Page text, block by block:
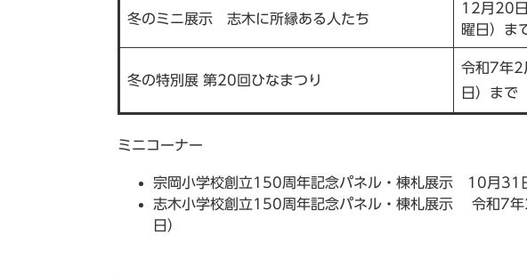
冬のミニ展示 志木に所縁ある人たち
12月20
曜日）ま
冬の特別展 第20回ひなまつり
令和7年2
日）まで
ミニコーナー
宗岡小学校創立150周年記念パネル・棟札展示 10月31
志木小学校創立150周年記念パネル・棟札展示 令和7
日）